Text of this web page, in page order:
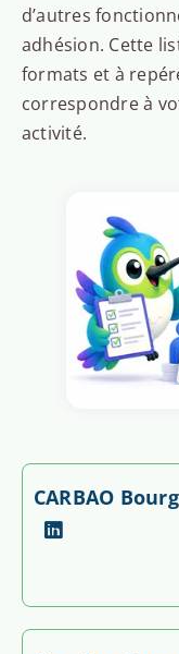
d’autres
adhésion. Cette
formats et à
correspondre à
activité.
CARBAO